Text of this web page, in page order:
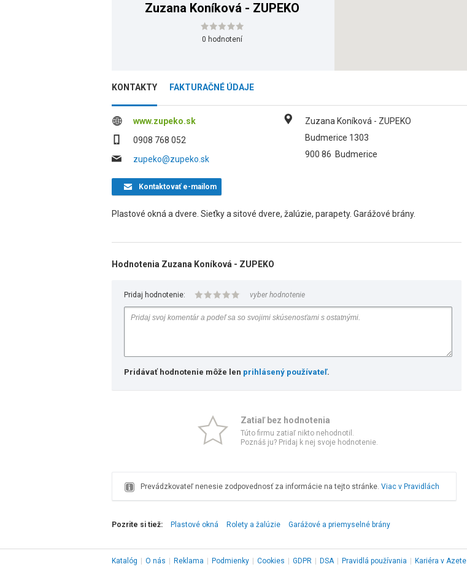
Zuzana Koníková - ZUPEKO
0 hodnotení
KONTAKTY FAKTURAČNÉ ÚDAJE
www.zupeko.sk
0908 768 052
zupeko@zupeko.sk
Zuzana Koníková - ZUPEKO
Budmerice 1303
900 86 Budmerice
Kontaktovaťe-mailom
Plastové okná a dvere. Sieťky a sitové dvere, žalúzie, parapety. Garážové brány.
Hodnotenia Zuzana Koníková - ZUPEKO
Pridaj hodnotenie: vyber hodnotenie
Pridávať hodnotenie môže len prihlásený používateľ.
Zatiaľ bez hodnotenia
Túto firmu zatiaľ nikto nehodnotil.
Poznáš ju? Pridaj k nej svoje hodnotenie.
Prevádzkovateľ nenesie zodpovednosť za informácie na tejto stránke. Viac v Pravidlách
Pozrite si tiež: Plastové okná Rolety a žalúzie Garážové a priemyselné brány
Katalóg O nás Reklama Podmienky Cookies GDPR DSA Pravidlá používania Kariéra v Azete